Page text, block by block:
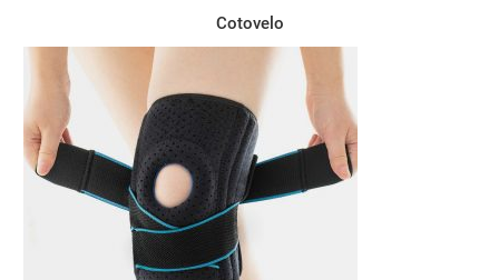
Cotovelo